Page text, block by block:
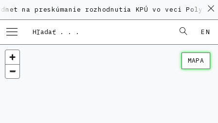
rozhodnutia KPÚ vo veci Polyfunkčného
EN
MAPA